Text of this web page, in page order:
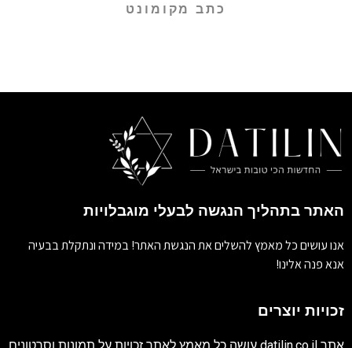
כתב מקומונט
האתר בתהליך הנגשה לבעלי מוגבלויות
אנו עושים כל מאמץ להשלים את הנגשת האתר! במידה ונתקלת בבעיה
אנא פנה אלינו!
זכויות יוצרים